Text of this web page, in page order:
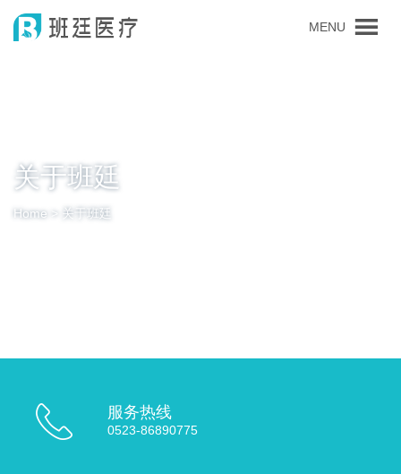
MENU
关于班廷
Home > 关于班廷
服务热线
0523-86890775